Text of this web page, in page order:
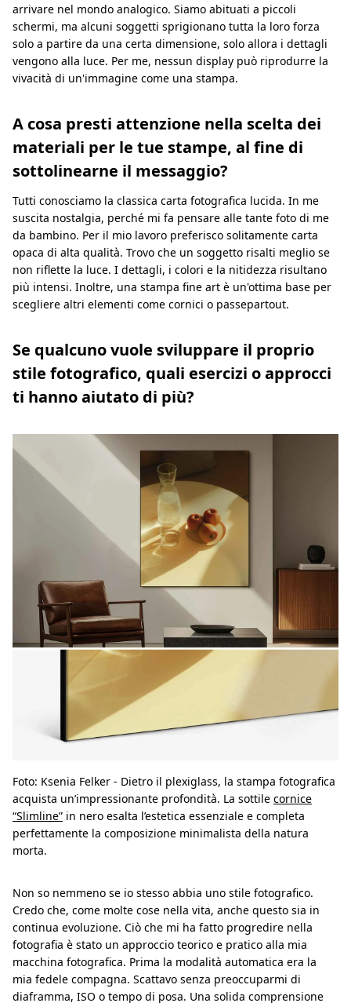
arrivare nel mondo analogico. Siamo abituati a piccoli
schermi, ma alcuni soggetti sprigionano tutta la loro forza
solo a partire da una certa dimensione, solo allora i dettagli
vengono alla luce. Per me, nessun display può riprodurre la
vivacità di un'immagine come una stampa.
A cosa presti attenzione nella scelta dei
materiali per le tue stampe, al fine di
sottolinearne il messaggio?
Tutti conosciamo la classica carta fotografica lucida. In me
suscita nostalgia, perché mi fa pensare alle tante foto di me
da bambino. Per il mio lavoro preferisco solitamente carta
opaca di alta qualità. Trovo che un soggetto risalti meglio se
non riflette la luce. I dettagli, i colori e la nitidezza risultano
più intensi. Inoltre, una stampa fine art è un'ottima base per
scegliere altri elementi come cornici o passepartout.
Se qualcuno vuole sviluppare il proprio
stile fotografico, quali esercizi o approcci
ti hanno aiutato di più?
Foto: Ksenia Felker - Dietro il plexiglass, la stampa fotografica
acquista un’impressionante profondità. La sottile cornice
“Slimline” in nero esalta l’estetica essenziale e completa
perfettamente la composizione minimalista della natura
morta.
Non so nemmeno se io stesso abbia uno stile fotografico.
Credo che, come molte cose nella vita, anche questo sia in
continua evoluzione. Ciò che mi ha fatto progredire nella
fotografia è stato un approccio teorico e pratico alla mia
macchina fotografica. Prima la modalità automatica era la
mia fedele compagna. Scattavo senza preoccuparmi di
diaframma, ISO o tempo di posa. Una solida comprensione